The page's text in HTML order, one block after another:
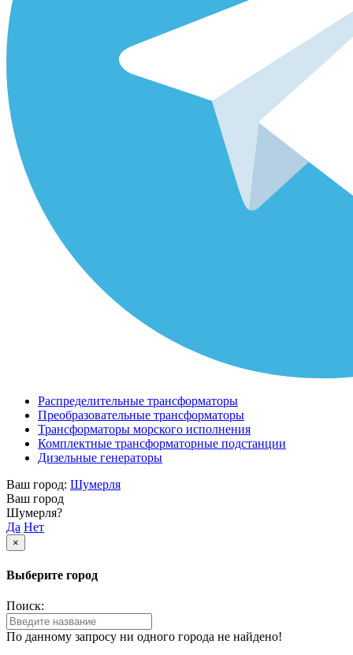
Распределительные трансформаторы
Преобразовательные трансформаторы
Трансформаторы морского исполнения
Комплектные трансформаторные подстанции
Дизельные генераторы
Ваш город: Шумерля
Ваш город
Шумерля?
Да Нет
×
Выберите город
Поиск:
По данному запросу ни одного города не найдено!